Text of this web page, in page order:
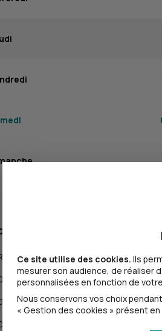
de billets EUR
valorisé de billets EUR
de monnaie EUR
valorisé de chèques EUR
Ce site utilise des cookies. Ils
mesurer son audience, de réaliser
personnalisées en fonction de
Nous conservons vos choix
« Gestion des cookies » présent